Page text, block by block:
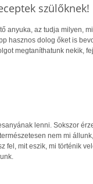
szülőknek!
anyuka, az tudja milyen,
hasznos dolog őket is
megtaníthatunk nekik,
lenni. Sokszor
nem mi
fel, mit eszik, mi történik